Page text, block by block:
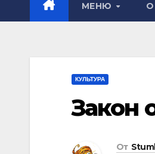
МЕНЮ О
КУЛЬТУРА
Закон
От